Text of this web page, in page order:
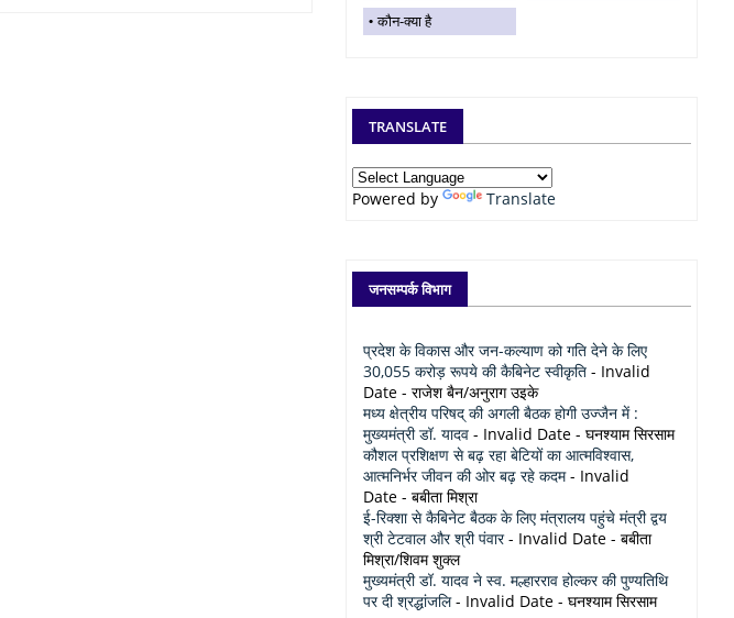
कौन-क्या है
TRANSLATE
Powered by Translate
जनसम्पर्क विभाग
प्रदेश के विकास और जन-कल्याण को गति देने के लिए
30,055 करोड़ रूपये की कैबिनेट स्वीकृति - Invalid
Date - राजेश बैन/अनुराग उइके
मध्य क्षेत्रीय परिषद् की अगली बैठक होगी उज्जैन में :
मुख्यमंत्री डॉ. यादव - Invalid Date - घनश्याम सिरसाम
कौशल प्रशिक्षण से बढ़ रहा बेटियों का आत्मविश्वास,
आत्मनिर्भर जीवन की ओर बढ़ रहे कदम- Invalid
Date - बबीता मिश्रा
ई-रिक्शा से कैबिनेट बैठक के लिए मंत्रालय पहुंचे मंत्री द्वय
श्री टेटवाल और श्री पंवार- Invalid Date - बबीता
मिश्रा/शिवम शुक्ल
मुख्यमंत्री डॉ. यादव ने स्व. मल्हारराव होल्कर की पुण्यतिथि
पर दी श्रद्धांजलि- Invalid Date - घनश्याम सिरसाम